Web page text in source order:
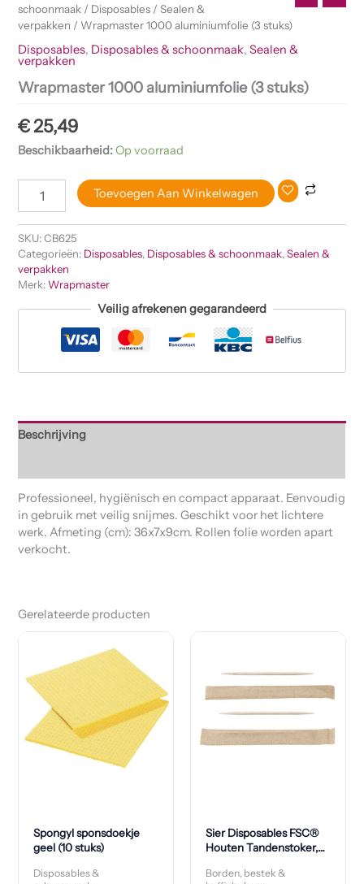
schoonmaak / Disposables /Sealen &
verpakken / Wrapmaster 1000 aluminiumfolie (3 stuks)
Disposables, Disposables & schoonmaak,Sealen &
verpakken
Wrapmaster 1000 aluminiumfolie (3 stuks)
€25,49
Beschikbaarheid:Op voorraad
Toevoegen Aan Winkelwagen
SKU:CB625
Categorieën: Disposables, Disposables & schoonmaak,Sealen &
verpakken
Merk:Wrapmaster
Veilig afrekenen gegarandeerd
Beschrijving
Professioneel, hygiënisch en compact apparaat. Eenvoudig
in gebruik met veilig snijmes. Geschikt voor het lichtere
werk. Afmeting (cm): 36x7x9cm. Rollen folie worden apart
verkocht.
Gerelateerde producten
Spongyl sponsdoekje
geel (10 stuks)
Disposables &
Sier Disposables FSC®
Houten Tandenstoker,
Verpakt, 65 mm (1000
Borden, bestek &